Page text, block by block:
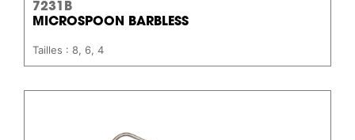
7231B
MICROSPOON BARBLESS
Tailles : 8, 6, 4